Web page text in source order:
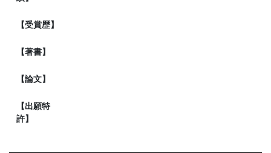
【受賞歴】
【著書】
【論文】
【出願特
許】